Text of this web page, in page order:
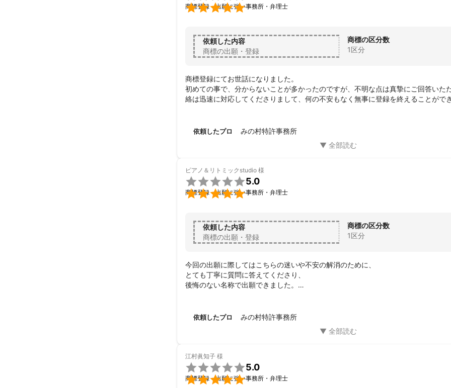

商標登録・出願に強い事務所・弁理士
依頼した内容
商標の出願・登録
商標の区分数
1区分
商標登録にてお世話になりました。
初めての事で、分からないことが多かったのですが、不明な点は真摯にご回答いた
絡は迅速に対応してくださりまして、何の不安もなく無事に登録を終えることがで
依頼したプロ みの村特許事務所
ピアノ＆リトミックstudio 様


5.0
商標登録・出願に強い事務所・弁理士
依頼した内容
商標の出願・登録
商標の区分数
1区分
今回の出願に際してはこちらの迷いや不安の解消のために、
とても丁寧に質問に答えてくださり、
後悔のない名称で出願できました。
依頼したプロ みの村特許事務所
江村眞知子 様


5.0
商標登録・出願に強い事務所・弁理士